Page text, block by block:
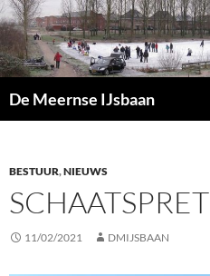
De Meernse IJsbaan
INHOUD
BESTUUR,NIEUWS
SCHAATSPRET
11/02/2021 DMIJSBAAN